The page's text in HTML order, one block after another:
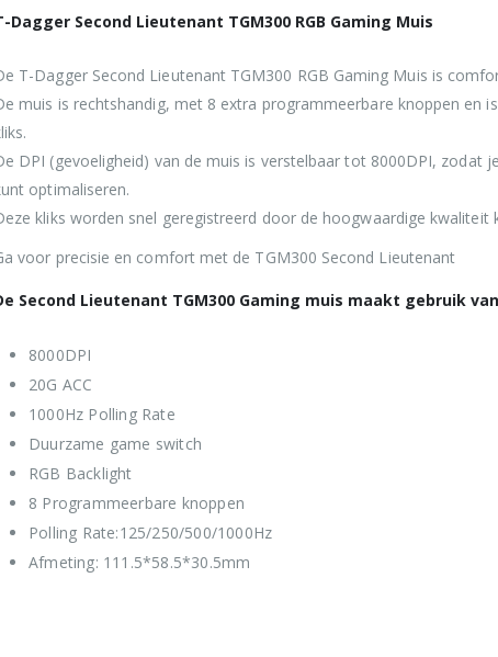
Dagger Second Lieutenant TGM300 RGB Gaming Muis
T-Dagger Second Lieutenant TGM300 RGB Gaming Muis is
muis is rechtshandig, met 8 extra programmeerbare knoppen en
DPI (gevoeligheid) van de muis is verstelbaar tot 8000DPI, zodat
optimaliseren.
kliks worden snel geregistreerd door de hoogwaardige kwaliteit
voor precisie en comfort met de TGM300 Second Lieutenant
Second Lieutenant TGM300 Gaming muis maakt gebruik van
8000DPI
20G ACC
1000Hz Polling Rate
Duurzame game switch
RGB Backlight
8 Programmeerbare knoppen
Polling Rate:125/250/500/1000Hz
Afmeting: 111.5*58.5*30.5mm